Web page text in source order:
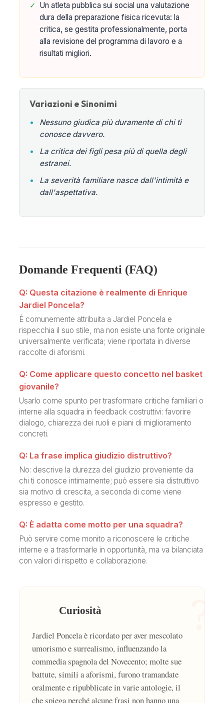
✓ Un atleta pubblica sui social una valutazione
dura della preparazione fisica ricevuta: la
critica, se gestita professionalmente, porta
alla revisione del programma di lavoro e a
risultati migliori.
Variazioni e Sinonimi
•
Nessuno giudica più duramente di chi ti
conosce davvero.
•
La critica dei figli pesa più di quella degli
estranei.
•
La severità familiare nasce dall'intimità e
dall'aspettativa.
Domande Frequenti (FAQ)
Q: Questa citazione è realmente di Enrique
Jardiel Poncela?
È comunemente attribuita a Jardiel Poncela e
rispecchia il suo stile, ma non esiste una fonte originale
universalmente verificata; viene riportata in diverse
raccolte di aforismi.
Q: Come applicare questo concetto nel basket
giovanile?
Usarlo come spunto per trasformare critiche familiari o
interne alla squadra in feedback costruttivi: favorire
dialogo, chiarezza dei ruoli e piani di miglioramento
concreti.
Q: La frase implica giudizio distruttivo?
No: descrive la durezza del giudizio proveniente da
chi ti conosce intimamente; può essere sia distruttivo
sia motivo di crescita, a seconda di come viene
espresso e gestito.
Q: È adatta come motto per una squadra?
Può servire come monito a riconoscere le critiche
interne e a trasformarle in opportunità, ma va bilanciata
con valori di rispetto e collaborazione.
Curiosità
Jardiel Poncela è ricordato per aver mescolato
umorismo e surrealismo, influenzando la
commedia spagnola del Novecento; molte sue
battute, simili a aforismi, furono tramandate
oralmente e ripubblicate in varie antologie, il
che spiega perché alcune frasi non hanno una